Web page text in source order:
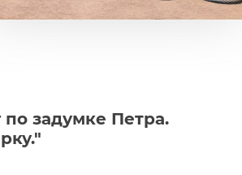
задумке Петра.